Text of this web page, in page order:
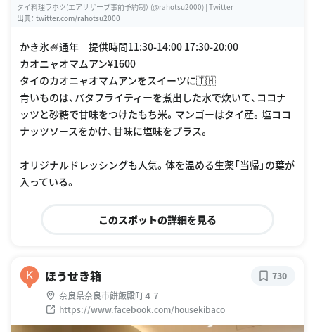
タイ料理ラホツ(エアリザーブ事前予約制） (@rahotsu2000) | Twitter
出典： twitter.com/rahotsu2000
かき氷🍧通年 提供時間11:30-14:00 17:30-20:00
カオニャオマムアン¥1600
タイのカオニャオマムアンをスイーツに🇹🇭
青いものは、バタフライティーを煮出した水で炊いて、ココナ
ッツと砂糖で甘味をつけたもち米。マンゴーはタイ産。塩ココ
ナッツソースをかけ、甘味に塩味をプラス。
オリジナルドレッシングも人気。体を温める生薬「当帰」の葉が
入っている。
このスポットの詳細を見る
K ほうせき箱
奈良県奈良市餅飯殿町４７
https://www.facebook.com/housekibaco
730